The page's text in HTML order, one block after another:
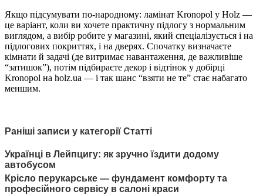
Якщо підсумувати по-народному: ламінат Kronopol у Holz —
це варіант, коли ви хочете практичну підлогу з нормальним
виглядом, а вибір робите у магазині, який спеціалізується і на
підлогових покриттях, і на дверях. Спочатку визначаєте
кімнати й задачі (де витримає навантаження, де важливіше
“затишок”), потім підбираєте декор і відтінок у добірці
Kronopol на holz.ua — і так шанс “взяти не те” стає набагато
меншим.
Раніші записи у категорії Статті
Українці в Лейпцигу: як зручно їздити додому
автобусом
Крісло перукарське — фундамент комфорту та
професійного сервісу в салоні краси